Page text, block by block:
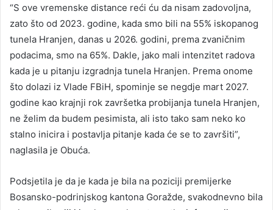
“S ove vremenske distance reći ću da nisam zadovoljna,
zato što od 2023. godine, kada smo bili na 55% iskopanog
tunela Hranjen, danas u 2026. godini, prema zvaničnim
podacima, smo na 65%. Dakle, jako mali intenzitet radova
kada je u pitanju izgradnja tunela Hranjen. Prema onome
što dolazi iz Vlade FBiH, spominje se negdje mart 2027.
godine kao krajnji rok završetka probijanja tunela Hranjen,
ne želim da budem pesimista, ali isto tako sam neko ko
stalno inicira i postavlja pitanje kada će se to završiti”,
naglasila je Obuća.
Podsjetila je da je kada je bila na poziciji premijerke
Bosansko-podrinjskog kantona Goražde, svakodnevno bila